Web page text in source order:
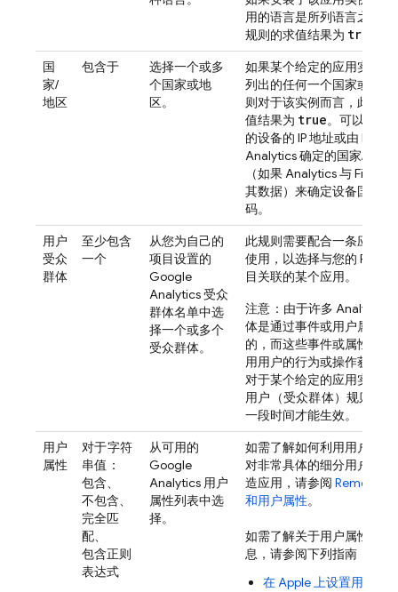
用的语言是所列语言之一，
规则的求值结果为 true
国
家/
地区
包含于
选择一个或多
个国家或地
区。
如果某个给定的应用实例位
列出的任何一个国家或地区
则对于该实例而言，此规则
值结果为 true。可以使用
的设备的 IP 地址或由
Analytics 确定的国家/地区
（如果 Analytics 与
其数据）来确定设备国家/
码。
用户
受众
群体
至少包含
一个
从您为自己的
项目设置的
Google
Analytics受众
群体名单中选
择一个或多个
受众群体。
此规则需要配合一条应用
使用，以选择与您的
目关联的某个应用。
注意 ：由于许多 Analytics
体是通过事件或用户属性定
的，而这些事件或属性可根
用用户的行为或操作获得，
对于某个给定的应用实例而
用户（受众群体） 规则可
一段时间才能生效。
用户
属性
对于字符
串值 ：
包含、
不包含、
完全匹
配、
包含正则
表达式
从可用的
Google
Analytics 用户
属性列表中选
择。
如需了解如何利用用户属性
对非常具体的细分用户群量
造应用，请参阅 Remote
和用户属性。
如需了解关于用户属性的更
息，请参阅下列指南：
在 Apple 上设置用户属